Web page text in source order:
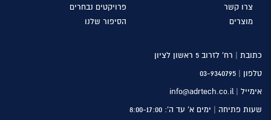
פרויקטים נבחרים צרו קשר
הסיפור שלנו מוצרים
כתובת | רח’ לזרוב 5 ראשון לציון
טלפון | 03-9340795
אימייל | info@adrtech.co.il
שעות פתיחה | ימים א’ עד ה’: 8:00-17:00